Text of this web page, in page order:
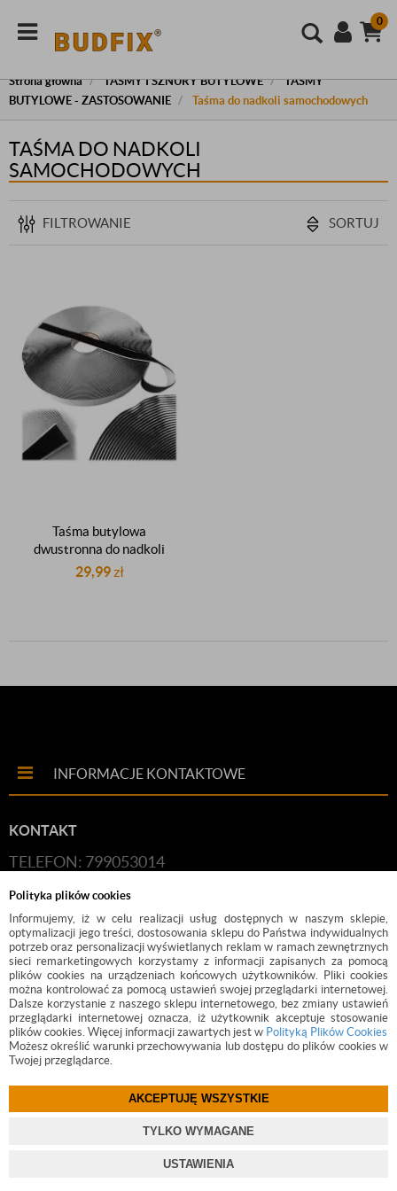
Polityka plików cookies
Informujemy, iż w celu realizacji usług dostępnych w naszym sklepie,
optymalizacji jego treści, dostosowania sklepu do Państwa indywidualnych
potrzeb oraz personalizacji wyświetlanych reklam w ramach zewnętrznych
sieci remarketingowych korzystamy z informacji zapisanych za pomocą
plików cookies na urządzeniach końcowych użytkowników. Pliki cookies
można kontrolować za pomocą ustawień swojej przeglądarki internetowej.
Dalsze korzystanie z naszego sklepu internetowego, bez zmiany ustawień
przeglądarki internetowej oznacza, iż użytkownik akceptuje stosowanie
plików cookies. Więcej informacji zawartych jest w Polityką Plików Cookies
Możesz określić warunki przechowywania lub dostępu do plików cookies w
Twojej przeglądarce.
AKCEPTUJĘ WSZYSTKIE
TYLKO WYMAGANE
USTAWIENIA
0
Strona główna TAŚMY I SZNURY BUTYLOWE
TAŚMY
BUTYLOWE - ZASTOSOWANIE
Taśma do nadkoli samochodowych
TAŚMA DO NADKOLI
SAMOCHODOWYCH
FILTROWANIE SORTUJ
Taśma butylowa
dwustronna do nadkoli
samochodowych
29,99zł
INFORMACJE KONTAKTOWE
KONTAKT
TELEFON: 799053014
E-MAIL:HANDLOWY@BUDFIX.PL
GODZINY PRACY: 8:00-16:00 (PONIEDZIAŁEK-
PIĄTEK)
DANE FIRMY: BUDFIX JOANNA JÓŹWICKA, UL.
KOŚCIUSZKI 2, 05-140, SEROCK, NIP: 118-189-85-82